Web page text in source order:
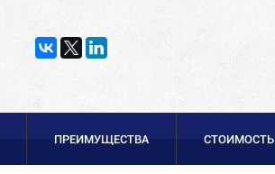
ПРЕИМУЩЕСТВА СТОИМОСТЬ